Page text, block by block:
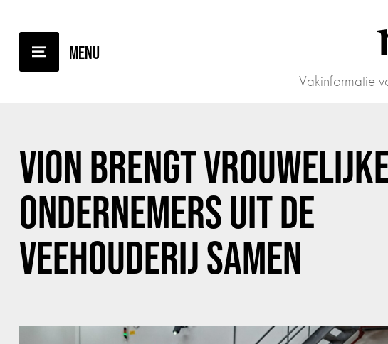
Vakinformatie
VION BRENGT
ONDERNEMERS UIT DE
VEEHOUDERIJ SAMEN